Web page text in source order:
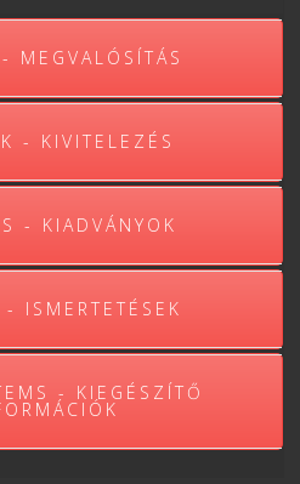
MEGVALÓSÍTÁS
- KIVITELEZÉS
- KIADVÁNYOK
- ISMERTETÉSEK
- KIEGÉSZÍTŐ